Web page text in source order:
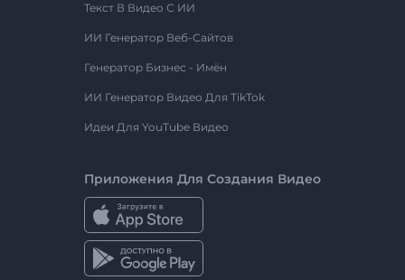
Текст В Видео С ИИ
ИИ Генератор Веб-Сайтов
Генератор Бизнес - Имён
ИИ Генератор Видео Для TikTok
Идеи Для YouTube Видео
Приложения Для Создания Видео